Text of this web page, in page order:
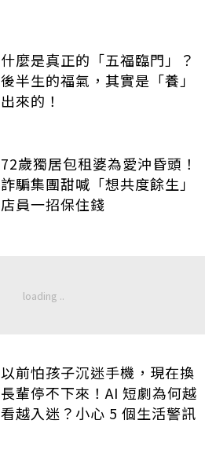
什麼是真正的「五福臨門」？
後半生的福氣，其實是「養」
出來的！
72歲獨居包租婆為愛沖昏頭！
詐騙集團甜喊「想共度餘生」
店員一招保住錢
以前怕孩子沉迷手機，現在換
長輩停不下來！AI 短劇為何越
看越入迷？小心 5 個生活警訊